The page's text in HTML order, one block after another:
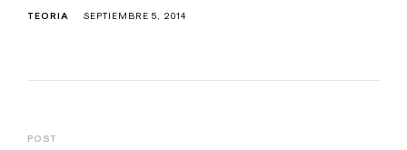
TEORIA SEPTIEMBRE 5, 2014
POST